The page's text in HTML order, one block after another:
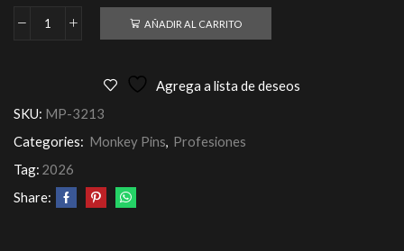
AÑADIR AL CARRITO
Agrega a lista de deseos
SKU: MP-3213
Categories: Monkey Pins, Profesiones
Tag: 2026
Share: